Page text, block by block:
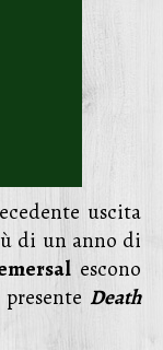
uscita
di un anno di
escono
Death